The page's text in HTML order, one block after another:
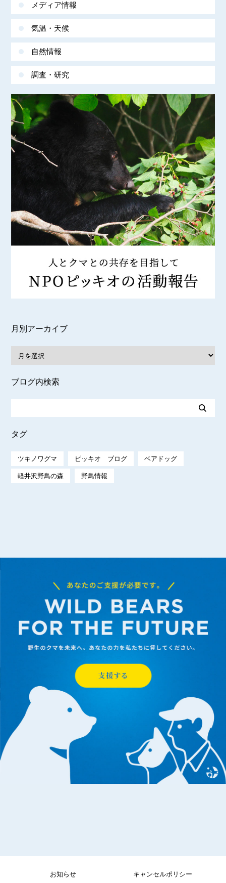
メディア情報
気温・天候
自然情報
調査・研究
月別アーカイブ
ブログ内検索
タグ
ツキノワグマ ピッキオ ブログ ベアドッグ
軽井沢野鳥の森 野鳥情報
お知らせ キャンセルポリシー